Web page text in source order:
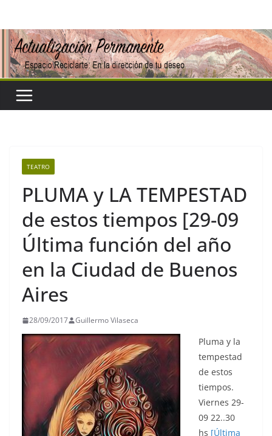
contenido
TEATRO
PLUMA y LA TEMPESTAD
de estos tiempos [29-09
Última función del año
en la Ciudad de Buenos
Aires
28/09/2017 Guillermo Vilaseca
Pluma y la
tempestad
de estos
tiempos.
Viernes 29-
09 22..30
hs [Última